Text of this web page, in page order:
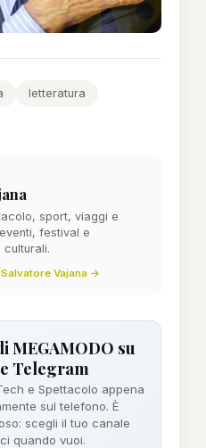
letteratura
sport, viaggi e
festival e
culturali.
Vajana →
MEGAMODO su
Telegram
e Spettacolo appena
sul telefono. È
scegli il tuo canale
quando vuoi.